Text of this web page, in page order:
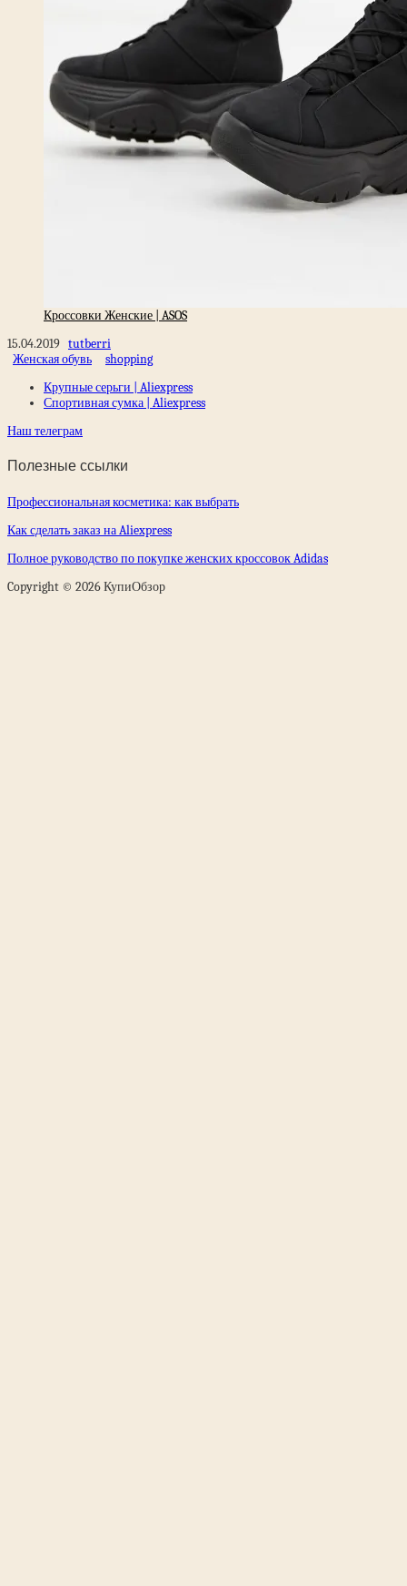
Кроссовки Женские | ASOS
15.04.2019 tutberri
Женская обувь
shopping
Крупные серьги | Aliexpress
Спортивная сумка | Aliexpress
Наш телеграм
Полезные ссылки
Профессиональная косметика: как выбрать
Как сделать заказ на Aliexpress
Полное руководство по покупке женских кроссовок Adidas
Copyright © 2026 КупиОбзор